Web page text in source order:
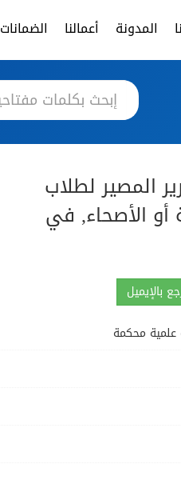
المدونة أعمالنا الضمانات
المصير لطلاب
أو الأصحاء, في
بالإيميل
محكمة